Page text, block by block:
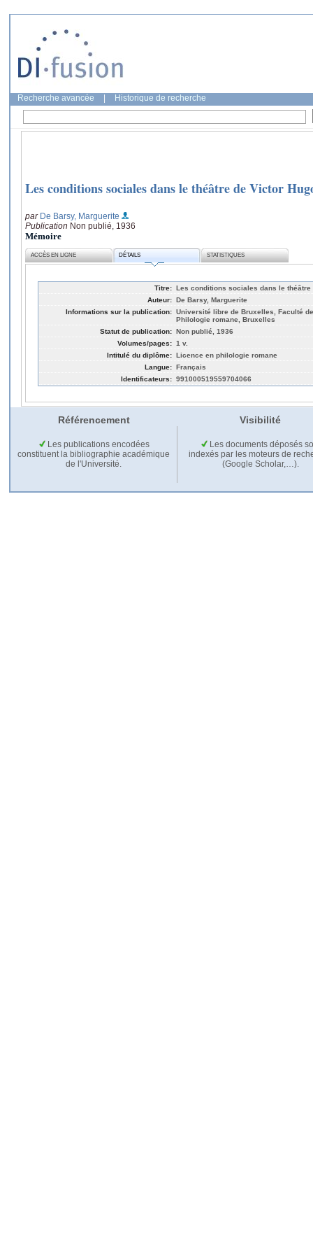
Recherche avancée Historique de recherche
Les conditions sociales dans le théâtre de Victor
par De Barsy, Marguerite
Publication Non publié, 1936
Mémoire
ACCÈS EN LIGNE DÉTAILS STATISTIQUES
Titre: Les conditions sociales dans le théâtre
Auteur: De Barsy, Marguerite
Informations sur la publication: Université libre de Bruxelles, Faculté
Philologie romane, Bruxelles
Statut de publication: Non publié, 1936
Volumes/pages: 1 v.
Intitulé du diplôme: Licence en philologie romane
Langue: Français
Identificateurs: 991000519559704066
Référencement Visibilité
Les publications encodées
constituent la bibliographie académique
de l'Université.
Les documents déposés
indexés par les moteurs de
(Google Scholar,…).